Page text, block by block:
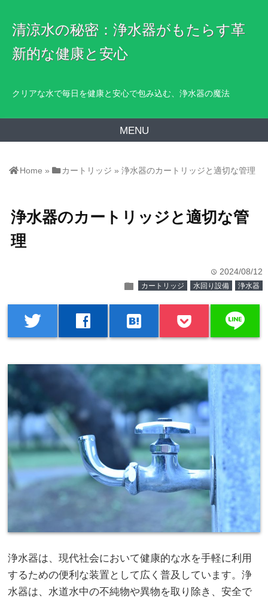
清涼水の秘密：浄水器がもたらす革
新的な健康と安心
クリアな水で毎日を健康と安心で包み込む、浄水器の魔法
MENU
Home » カートリッジ »浄水器のカートリッジと適切な管理
浄水器のカートリッジと適切な管
理
time 2024/08/12
folder カートリッジ 水回り設備 浄水器
twitter facebook hatenabookmark line
浄水器は、現代社会において健康的な水を手軽に利用
するための便利な装置として広く普及しています。浄
水器は、水道水中の不純物や異物を取り除き、安全で